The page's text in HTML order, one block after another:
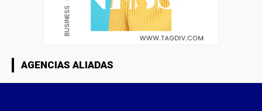
AGENCIAS ALIADAS